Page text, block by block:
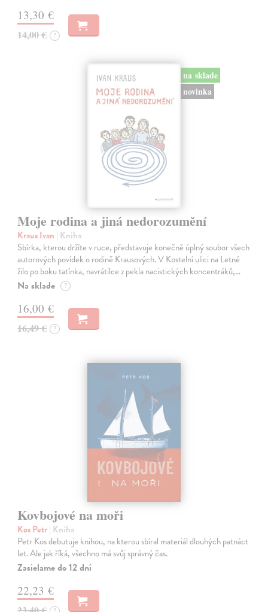
13,30 €
14,00 € ?
na sklade
novinka
Moje rodina a jiná nedorozumění
Kraus Ivan | Kniha
Sbírka, kterou držíte v ruce, představuje konečně úplný soubor všech
autorových povídek o rodině Krausových. V Kostelní ulici na Letné
žilo po boku tatínka, navrátilce z pekla nacistických koncentráků,…
Na sklade ?
16,00 €
16,49 € ?
Kovbojové na moři
Kos Petr| Kniha
Petr Kos debutuje knihou, na kterou sbíral materiál dlouhých patnáct
let. Ale jak říká, všechno má svůj správný čas.
Zasielame do 12 dní
22,23 €